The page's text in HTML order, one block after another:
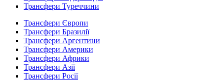
Трансфери Туреччини
Трансфери Європи
Трансфери Бразилії
Трансфери Аргентини
Трансфери Америки
Трансфери Африки
Трансфери Азії
Трансфери Росії